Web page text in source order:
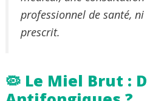
professionnel de santé,
prescrit.
🦠 Le Miel Brut :